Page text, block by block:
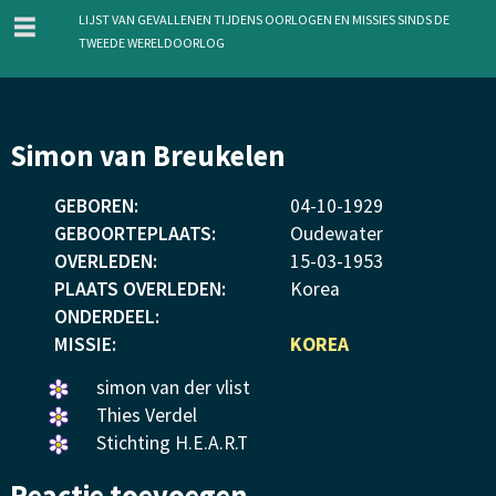
en
inhoud
menu
Lijst van gevallenen tijdens oorlogen en missies sinds de
Tweede Wereldoorlog
Simon van Breukelen
GEBOREN: 04-10-1929
GEBOORTEPLAATS:
Oudewater
OVERLEDEN:
15-03-1953
PLAATS OVERLEDEN:
Korea
ONDERDEEL:
MISSIE:
KOREA
Een
bloemetje
gelegd.
simon van der vlist
Een
bloemetje
Thies Verdel
Een
Stichting H.E.A.R.T